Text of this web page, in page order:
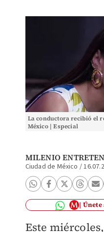
La conductora recibió el
México | Especial
MILENIO
Ciudad de México /
Únete
Este miércoles,